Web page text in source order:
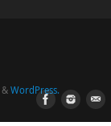
& WordPress.